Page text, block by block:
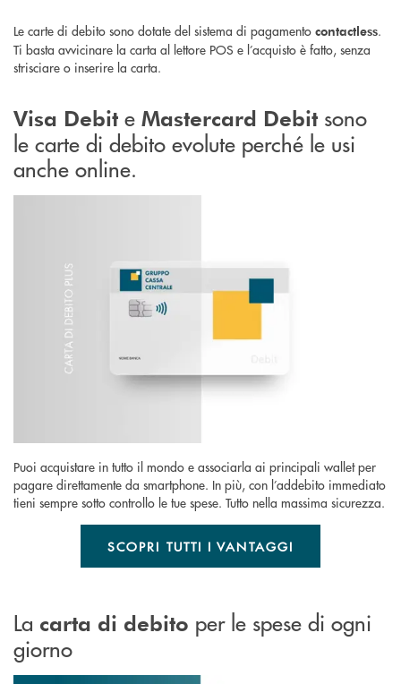
Le carte di debito sono dotate del sistema di pagamento contactless.
Ti basta avvicinare la carta al lettore POS e l’acquisto è fatto, senza
strisciare o inserire la carta.
Visa Debit e Mastercard Debit sono
le carte di debito evolute perché le usi
anche online.
Puoi acquistare in tutto il mondo e associarla ai principali wallet per
pagare direttamente da smartphone. In più, con l’addebito immediato
tieni sempre sotto controllo le tue spese. Tutto nella massima sicurezza.
SCOPRI TUTTI I VANTAGGI
La carta di debito per le spese di ogni
giorno